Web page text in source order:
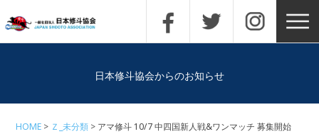
日本修斗協会からのお知らせ
HOME Ｚ_未分類 アマ修斗 10/7 中四国新人戦&ワンマッチ 募集開始